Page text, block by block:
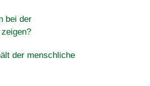
bei der
der menschliche